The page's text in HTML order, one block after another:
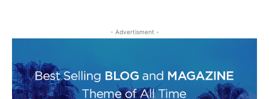
- Advertisment -